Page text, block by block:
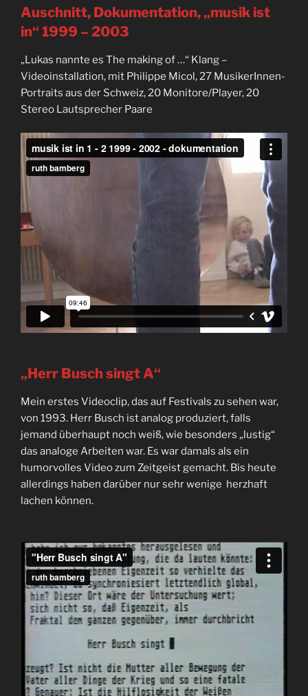
Auschnitt, Dokumentation, „musik ist
in“ 1999 – 2003
„Lukas nannte es The making of …“ Klang –
Videoinstallation, mit Philippe Micol, 27 MusikerInnen-
Portraits aus der Schweiz, 20 Monitore/Player, 20
Stereo Lautsprecher Paare
„Herr Busch singt A“
Mein erstes Videoclip, das auf Festivals zu sehen war,
von 1993. Herr Busch ist analog produziert, falls
jemand überhaupt noch weiß, wie besonders „lustig“
das analoge Arbeiten war. Es war damals als ein
humorvolles Video zum Zeitgeist gemacht. Bis heute
allerdings haben darüber nur sehr wenige herzhaft
lachen können.